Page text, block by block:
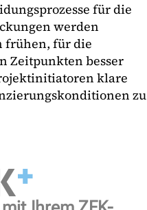
für die
werden
frühen, für die
Zeitpunkten besser
klare
zu